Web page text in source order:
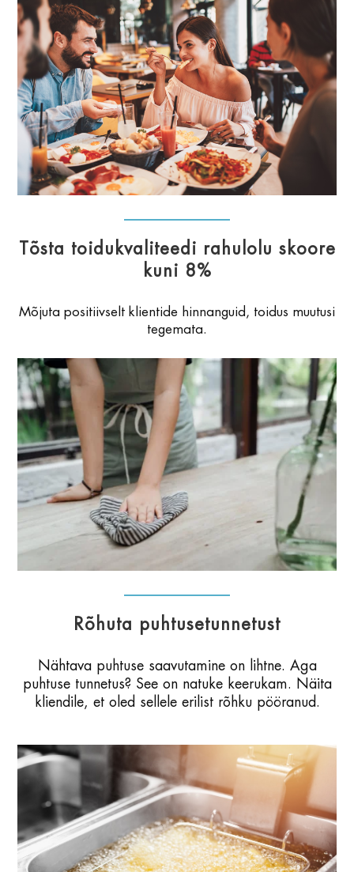
Tõsta toidukvaliteedi rahulolu skoore
kuni 8%
Mõjuta positiivselt klientide hinnanguid, toidus muutusi
tegemata.
Rõhuta puhtusetunnetust
Nähtava puhtuse saavutamine on lihtne. Aga
puhtuse tunnetus? See on natuke keerukam. Näita
kliendile, et oled sellele erilist rõhku pööranud.